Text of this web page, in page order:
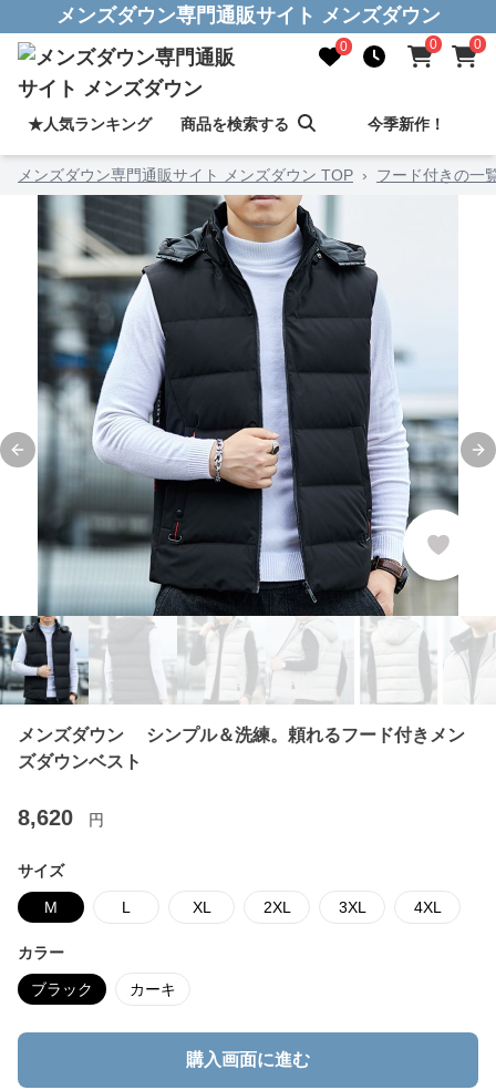
メンズダウン専門通販サイト メンズダウン
0 0 0
★人気ランキング 商品を検索する 今季新作！
メンズダウン専門通販サイト メンズダウン TOP › フード付きの一
Previous slide
メンズダウン シンプル＆洗練。頼れるフード付きメン
ズダウンベスト
8,620 円
サイズ
M L XL 2XL 3XL 4XL
カラー
ブラック カーキ
購入画面に進む